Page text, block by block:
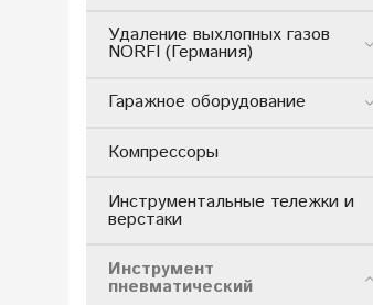
Удаление выхлопных газов
NORFI (Германия)
Гаражное оборудование
Компрессоры
Инструментальные тележки и
верстаки
Инструмент
пневматический